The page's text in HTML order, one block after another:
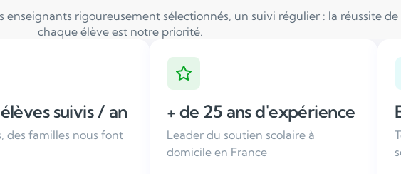
enseignants rigoureusement sélectionnés, un suivi régulier : la réussite de
chaque élève est notre priorité.
+ de 25 ans d'expérience
Leader du soutien scolaire à
Enseignants qualifiés
Tous nos professeurs sont
sélectionnés et formés